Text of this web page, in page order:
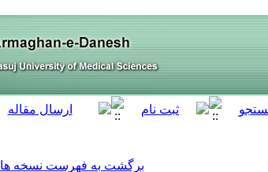
برگشت به فهرست نسخه ها